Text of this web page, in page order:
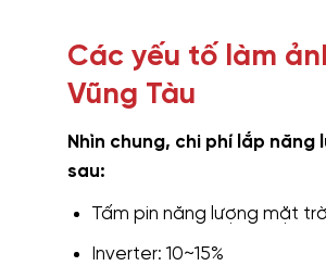
Các yếu tố làm
Vũng Tàu
Nhìn chung, chi phí lắp
sau:
Tấm pin năng lượng mặt
Inverter: 10~15%